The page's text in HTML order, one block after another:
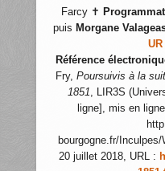
Farcy ✝
puis Morgane
UR
Référence
Fry, Poursuivis à la
1851, LIR3S
ligne], mis en
bourgogne.fr/
20 juillet 2018, URL :